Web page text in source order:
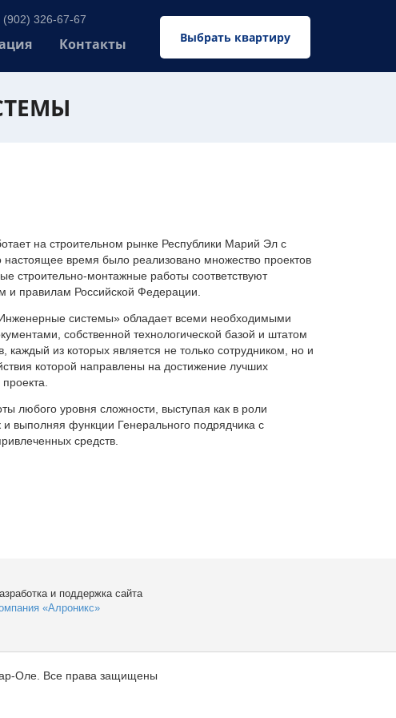
Выбрать квартиру
326-67-67
Контакты
на строительном рынке Республики Марий Эл с
время было реализовано множество проектов
строительно-монтажные работы соответствуют
и правилам Российской Федерации.
системы» обладает всеми необходимыми
собственной технологической базой и штатом
каждый из которых является не только сотрудником, но и
которой направлены на достижение лучших
любого уровня сложности, выступая как в роли
и выполняя функции Генерального подрядчика с
средств.
и поддержка сайта
«Алроникс»
Оле. Все права защищены